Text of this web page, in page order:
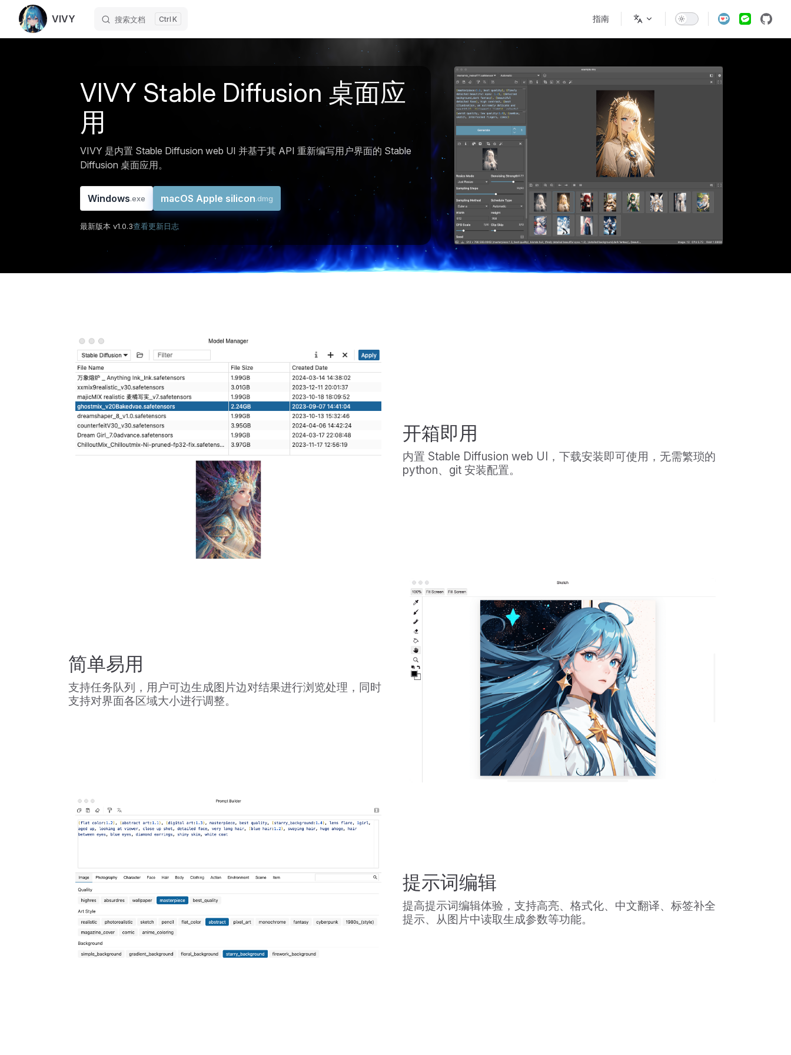
Skip to content
VIVY 搜索文档 K 指南
VIVY Stable Diffusion 桌面应
用
VIVY 是内置 Stable Diffusion web UI 并基于其 API 重新编写用户界面的 Stable
Diffusion 桌面应用。
Windows.exe macOS Apple silicon.dmg
最新版本 v1.0.3查看更新日志
开箱即用
内置 Stable Diffusion web UI，下载安装即可使用，无需繁琐的
python、git 安装配置。
简单易用
支持任务队列，用户可边生成图片边对结果进行浏览处理，同时
支持对界面各区域大小进行调整。
提示词编辑
提高提示词编辑体验，支持高亮、格式化、中文翻译、标签补全
提示、从图片中读取生成参数等功能。